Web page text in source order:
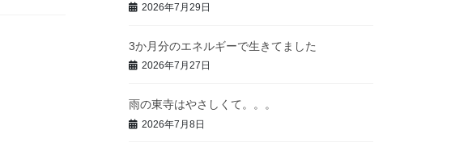
2026年7月29日
3か月分のエネルギーで生きてました
2026年7月27日
雨の東寺はやさしくて。。。
2026年7月8日